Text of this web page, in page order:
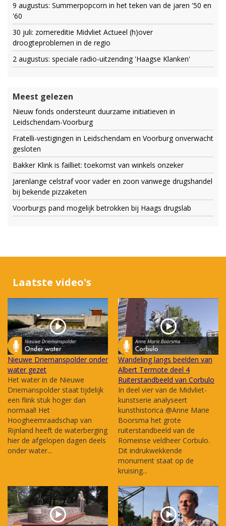
9 augustus: Summerpopcorn in het teken van de jaren '50 en
'60
30 juli: zomereditie Midvliet Actueel (h)over
droogteproblemen in de regio
2 augustus: speciale radio-uitzending 'Haagse Klanken'
Meest gelezen
Nieuw fonds ondersteunt duurzame initiatieven in
Leidschendam-Voorburg
Fratelli-vestigingen in Leidschendam en Voorburg onverwacht
gesloten
Bakker Klink is failliet: toekomst van winkels onzeker
Jarenlange celstraf voor vader en zoon vanwege drugshandel
bij bekende pizzaketen
Voorburgs pand mogelijk betrokken bij Haags drugslab
Laatste video's
Nieuwe Driemanspolder onder
water gezet
Het water in de Nieuwe
Driemanspolder staat tijdelijk
een flink stuk hoger dan
normaal! Het
Hoogheemraadschap van
Rijnland heeft de waterberging
hier de afgelopen dagen deels
onder water...
Wandeling langs beelden van
Albert Termote deel 4
Ruiterstandbeeld van Corbulo
In deel vier van de Midvliet-
kunstserie analyseert
kunsthistorica @Anne Marie
Boorsma het grote
ruiterstandbeeld van de
Romeinse veldheer Corbulo.
Dit indrukwekkende
monument staat op de
kruising...